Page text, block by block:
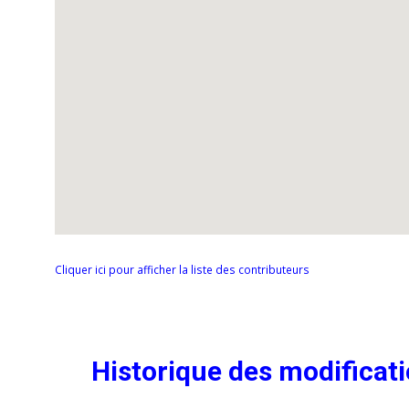
Cliquer ici pour afficher la liste des contributeurs
Historique des